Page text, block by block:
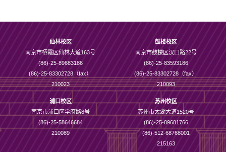
仙林校区
南京市栖霞区仙林大道163号
(86)-25-89683186
(86)-25-83302728（fax）
210023
鼓楼校区
南京市鼓楼区汉口路22号
(86)-25-83593186
(86)-25-83302728（fax）
210093
浦口校区
南京市浦口区学府路8号
(86)-25-58646684
210089
苏州校区
苏州市太湖大道1520号
(86)-25-89681766
(86)-512-68768001
215163